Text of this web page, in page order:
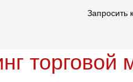
Запросить
торговой